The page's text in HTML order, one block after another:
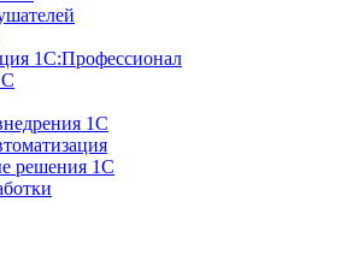
1С:Профессионал
1С
решения 1С